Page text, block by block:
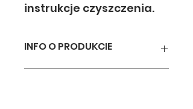
instrukcje czyszczenia.
INFO O PRODUKCIE